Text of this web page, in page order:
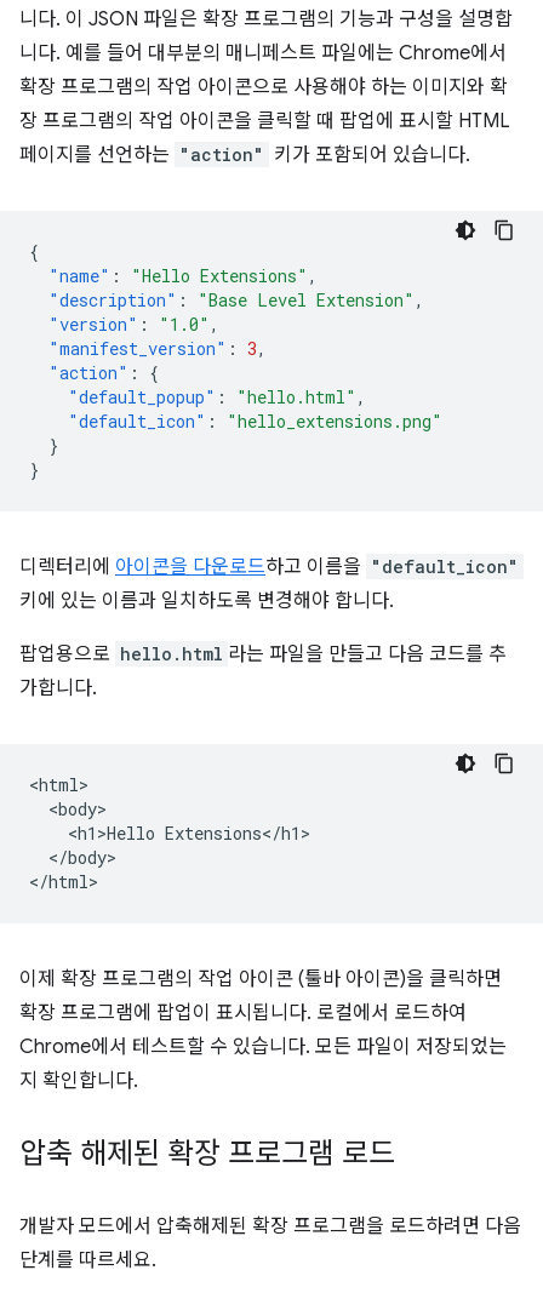
니다. 이 JSON 파일은 확장 프로그램의 기능과 구성을 설명합
니다. 예를 들어 대부분의 매니페스트 파일에는 Chrome에서
확장 프로그램의 작업 아이콘으로 사용해야 하는 이미지와 확
장 프로그램의 작업 아이콘을 클릭할 때 팝업에 표시할 HTML
페이지를 선언하는 "action" 키가 포함되어 있습니다.
{
"name" : "Hello Extensions" ,
"description" : "Base Level Extension" ,
"version" : "1.0" ,
"manifest_version" : 3,
"action" :
{
"default_popup" : "hello.html" ,
"default_icon" :
"hello_extensions.png"
}
}
디렉터리에 아이콘을 다운로드하고 이름을 "default_icon"
키에 있는 이름과 일치하도록 변경해야 합니다.
팝업용으로 hello.html 라는 파일을 만들고 다음 코드를 추
가합니다.
<html>
  <body>
    <h1>Hello Extensions</h1>
  </body>
이제 확장 프로그램의 작업 아이콘 (툴바 아이콘)을 클릭하면
확장 프로그램에 팝업이 표시됩니다. 로컬에서 로드하여
Chrome에서 테스트할 수 있습니다. 모든 파일이 저장되었는
지 확인합니다.
압축 해제된 확장 프로그램 로드
개발자 모드에서 압축해제된 확장 프로그램을 로드하려면 다음
단계를 따르세요.